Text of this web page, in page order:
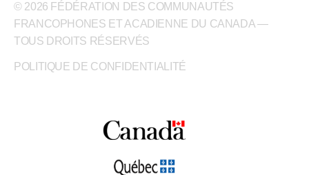
© 2026 FÉDÉRATION DES COMMUNAUTÉS
FRANCOPHONES ET ACADIENNE DU CANADA —
TOUS DROITS RÉSERVÉS
POLITIQUE DE CONFIDENTIALITÉ